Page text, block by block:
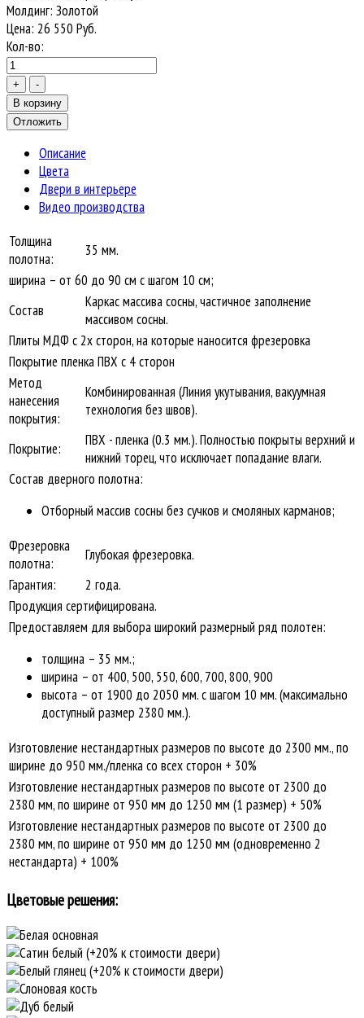
Молдинг: Золотой
Цена: 26 550 Руб.
Кол-во:
Описание
Цвета
Двери в интерьере
Видео производства
Толщина
полотна:
35 мм.
ширина – от 60 до 90 см с шагом 10 см;
Состав
Каркас массива сосны, частичное заполнение
массивом сосны.
Плиты МДФ с 2х сторон, на которые наносится фрезеровка
Покрытие пленка ПВХ с 4 сторон
Метод
нанесения
покрытия:
Комбинированная (Линия укутывания, вакуумная
технология без швов).
Покрытие:
ПВХ - пленка (0.3 мм.). Полностью покрыты верхний и
нижний торец, что исключает попадание влаги.
Состав дверного полотна:
Отборный массив сосны без сучков и смоляных карманов;
Фрезеровка
полотна:
Глубокая фрезеровка.
Гарантия:
2 года.
Продукция сертифицирована.
Предоставляем для выбора широкий размерный ряд полотен:
толщина – 35 мм.;
ширина – от 400, 500, 550, 600, 700, 800, 900
высота – от 1900 до 2050 мм. с шагом 10 мм. (максимально
доступный размер 2380 мм.).
Изготовление нестандартных размеров по высоте до 2300 мм., по
ширине до 950 мм./пленка со всех сторон + 30%
Изготовление нестандартных размеров по высоте от 2300 до
2380 мм, по ширине от 950 мм до 1250 мм (1 размер) + 50%
Изготовление нестандартных размеров по высоте от 2300 до
2380 мм, по ширине от 950 мм до 1250 мм (одновременно 2
нестандарта) + 100%
Цветовые решения: